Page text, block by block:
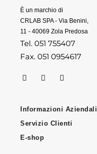
È un marchio di
CRLAB SPA - Via Benini,
11 - 40069 Zola Predosa
Tel. 051 755407
Fax. 051 0954617
Informazioni Aziendali
Servizio Clienti
E-shop